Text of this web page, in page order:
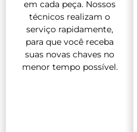
em cada peça. Nossos
técnicos realizam o
serviço rapidamente,
para que você receba
suas novas chaves no
menor tempo possível.